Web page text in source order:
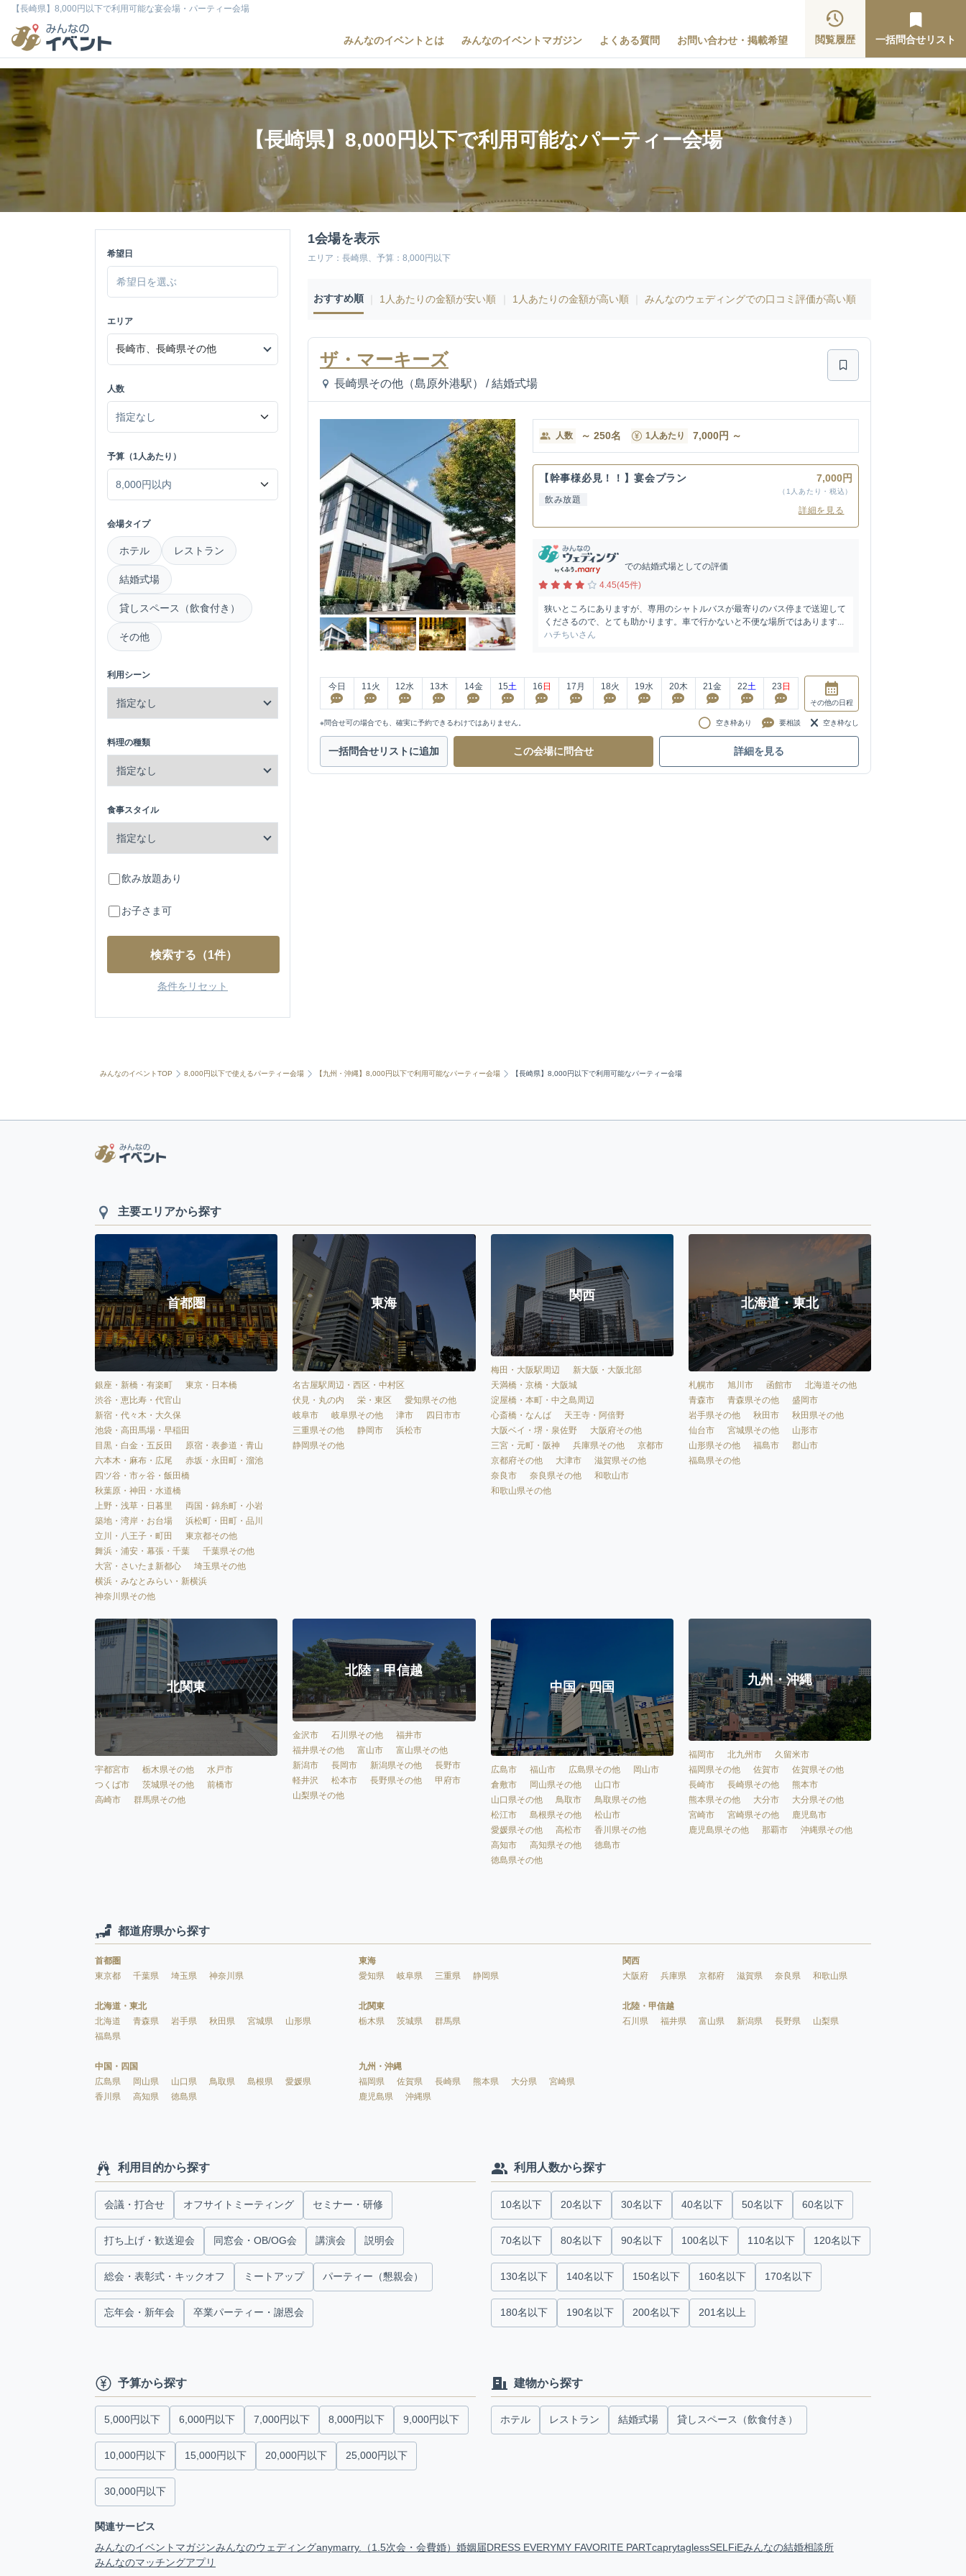
【長崎県】8,000円以下で利用可能な宴会場・パーティー会場
みんなのイベントとは みんなのイベントマガジン よくある質問 お問い合わせ・掲載希望 閲覧履歴 一括問合せリスト
【長崎県】8,000円以下で利用可能なパーティー会場
希望日
エリア
人数
予算（1人あたり）
会場タイプ
ホテル レストラン
結婚式場
貸しスペース（飲食付き）
その他
利用シーン
料理の種類
食事スタイル
飲み放題あり
お子さま可
検索する （1件）
条件をリセット
1会場を表示
エリア：長崎県、予算：8,000円以下
おすすめ順 1人あたりの金額が安い順 1人あたりの金額が高い順 みんなのウェディングでの口コミ評価が高い順
ザ・マーキーズ
長崎県その他（島原外港駅） / 結婚式場
人数 ～ 250名 1人あたり 7,000円 ～
【幹事様必見！！】宴会プラン
飲み放題
7,000円
（1人あたり・税込）
詳細を見る
での結婚式場としての評価
4.45(45件)
狭いところにありますが、専用のシャトルバスが最寄りのバス停まで送迎して
くださるので、とても助かります。車で行かないと不便な場所ではあります...
ハチちいさん
今日 11火 12水 13木 14金 15土 16 日 17 月 18火 19水 20木 21金 22土 23 日
その他の日程
※問合せ可の場合でも、確実に予約できるわけではありません。 空き枠あり 要相談 空き枠なし
一括問合せリストに追加 この会場に問合せ 詳細を見る
みんなのイベントTOP 8,000円以下で使えるパーティー会場 【九州・沖縄】8,000円以下で利用可能なパーティー会場 【長崎県】8,000円以下で利用可能なパーティー会場
主要エリアから探す
首都圏
銀座・新橋・有楽町
東京・日本橋
渋谷・恵比寿・代官山
新宿・代々木・大久保
池袋・高田馬場・早稲田
目黒・白金・五反田
原宿・表参道・青山
六本木・麻布・広尾
赤坂・永田町・溜池
四ツ谷・市ヶ谷・飯田橋
秋葉原・神田・水道橋
上野・浅草・日暮里
両国・錦糸町・小岩
築地・湾岸・お台場
浜松町・田町・品川
立川・八王子・町田
東京都その他
舞浜・浦安・幕張・千葉
千葉県その他
大宮・さいたま新都心
埼玉県その他
横浜・みなとみらい・新横浜
神奈川県その他
東海
名古屋駅周辺・西区・中村区
伏見・丸の内
栄・東区
愛知県その他
岐阜市
岐阜県その他 津市
四日市市
三重県その他
静岡市
浜松市
静岡県その他
関西
梅田・大阪駅周辺
新大阪・大阪北部
天満橋・京橋・大阪城
淀屋橋・本町・中之島周辺
心斎橋・なんば
天王寺・阿倍野
大阪ベイ・堺・泉佐野
大阪府その他
三宮・元町・阪神
兵庫県その他
京都市
京都府その他
大津市
滋賀県その他
奈良市
奈良県その他
和歌山市
和歌山県その他
北海道・東北
札幌市 旭川市 函館市
北海道その他
青森市
青森県その他
盛岡市
岩手県その他
秋田市
秋田県その他
仙台市
宮城県その他
山形市
山形県その他
福島市
郡山市
福島県その他
北関東
宇都宮市 栃木県その他
水戸市
つくば市
茨城県その他
前橋市
高崎市
群馬県その他
北陸・甲信越
金沢市 石川県その他
福井市
福井県その他
富山市
富山県その他
新潟市
長岡市 新潟県その他
長野市
軽井沢
松本市 長野県その他
甲府市
山梨県その他
中国・四国
広島市 福山市 広島県その他
岡山市
倉敷市
岡山県その他
山口市
山口県その他
鳥取市
鳥取県その他
松江市
島根県その他
松山市
愛媛県その他
高松市
香川県その他
高知市
高知県その他
徳島市
徳島県その他
九州・沖縄
福岡市 北九州市
久留米市
福岡県その他
佐賀市
佐賀県その他
長崎市
長崎県その他
熊本市
熊本県その他
大分市
大分県その他
宮崎市
宮崎県その他
鹿児島市
鹿児島県その他
那覇市 沖縄県その他
都道府県から探す
首都圏
東京都
千葉県 埼玉県 神奈川県
東海
愛知県
岐阜県 三重県 静岡県
関西
大阪府
兵庫県 京都府 滋賀県 奈良県 和歌山県
北海道・東北
北海道
青森県 岩手県 秋田県 宮城県
山形県
福島県
北関東
栃木県
茨城県 群馬県
北陸・甲信越
石川県
福井県 富山県 新潟県 長野県 山梨県
中国・四国
広島県
岡山県 山口県 鳥取県 島根県
愛媛県
香川県
高知県 徳島県
九州・沖縄
福岡県
佐賀県 長崎県 熊本県 大分県
宮崎県
鹿児島県
沖縄県
利用目的から探す
会議・打合せ オフサイトミーティング セミナー・研修
打ち上げ・歓送迎会 同窓会・OB/OG会 講演会 説明会
総会・表彰式・キックオフ ミートアップ パーティー（懇親会）
忘年会・新年会 卒業パーティー・謝恩会
利用人数から探す
10名以下 20名以下 30名以下 40名以下 50名以下 60名以下
70名以下 80名以下 90名以下 100名以下 110名以下 120名以下
130名以下 140名以下 150名以下 160名以下 170名以下
180名以下 190名以下 200名以下 201名以上
予算から探す
5,000円以下 6,000円以下 7,000円以下 8,000円以下 9,000円以下
10,000円以下 15,000円以下 20,000円以下 25,000円以下
30,000円以下
建物から探す
ホテル レストラン 結婚式場 貸しスペース（飲食付き）
関連サービス
みんなのイベントマガジンみんなのウェディングanymarry.（1.5次会・会費婚） 婚姻届DRESS EVERYMY FAVORITE PARTcaprytaglessSELFiEみんなの結婚相談所
みんなのマッチングアプリ